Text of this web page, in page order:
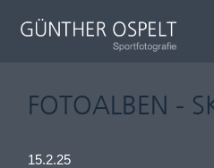
FOTOALBEN -
15.2.25